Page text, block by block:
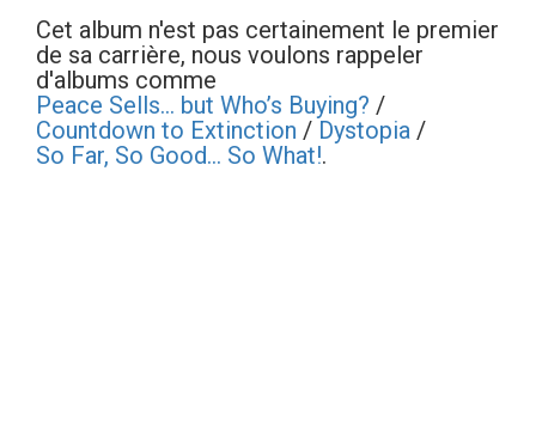
Cet album n'est pas certainement le premier
de sa carrière, nous voulons rappeler
d'albums comme
Peace Sells... but Who’s Buying? /
Countdown to Extinction / Dystopia /
So Far, So Good... So What!.